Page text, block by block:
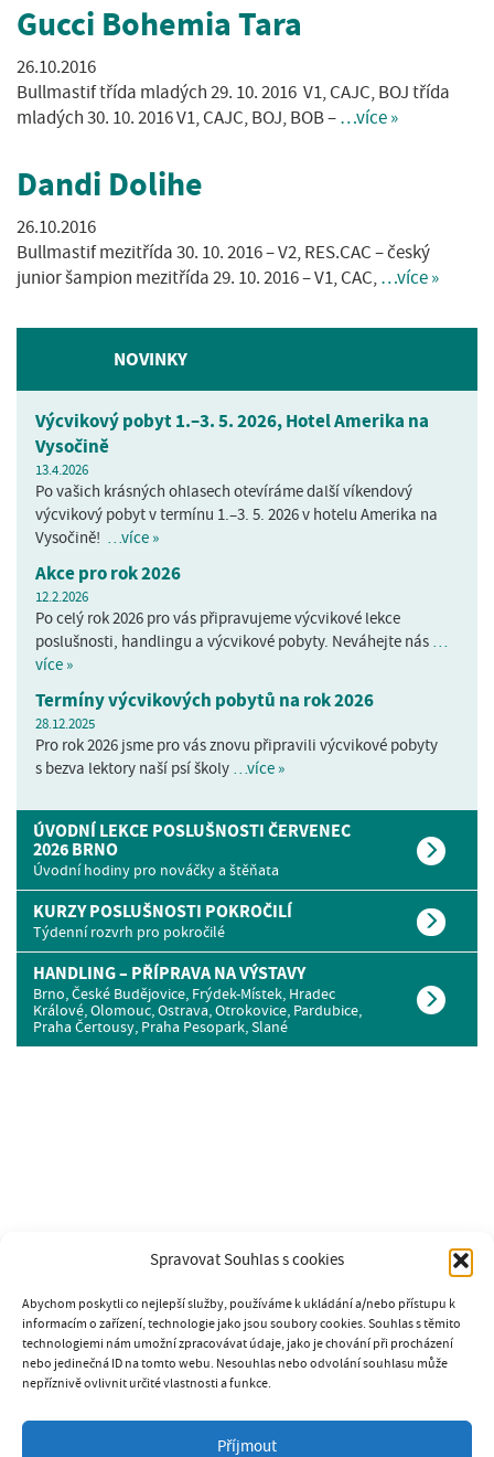
Spravovat Souhlas s cookies
Abychom poskytli co nejlepší služby, používáme k ukládání a/nebo přístupu k
informacím o zařízení, technologie jako jsou soubory cookies. Souhlas s těmito
technologiemi nám umožní zpracovávat údaje, jako je chování při procházení
nebo jedinečná ID na tomto webu. Nesouhlas nebo odvolání souhlasu může
nepříznivě ovlivnit určité vlastnosti a funkce.
Příjmout
Gucci Bohemia Tara
26.10.2016
Bullmastif třída mladých 29. 10. 2016 V1, CAJC, BOJ třída
mladých 30. 10. 2016 V1, CAJC, BOJ, BOB –…více »
Dandi Dolihe
26.10.2016
Bullmastif mezitřída 30. 10. 2016 – V2, RES.CAC – český
junior šampion mezitřída 29. 10. 2016 – V1, CAC,…více »
NOVINKY
Výcvikový pobyt 1.–3. 5. 2026, Hotel Amerika na
Vysočině
13.4.2026
Po vašich krásných ohlasech otevíráme další víkendový
výcvikový pobyt v termínu 1.–3. 5. 2026 v hotelu Amerika na
Vysočině! …více »
Akce pro rok 2026
12.2.2026
Po celý rok 2026 pro vás připravujeme výcvikové lekce
poslušnosti, handlingu a výcvikové pobyty. Neváhejte nás …
více »
Termíny výcvikových pobytů na rok 2026
28.12.2025
Pro rok 2026 jsme pro vás znovu připravili výcvikové pobyty
s bezva lektory naší psí školy …více »
ÚVODNÍ LEKCE POSLUŠNOSTI ČERVENEC
2026 BRNO
Úvodní hodiny pro nováčky a štěňata
KURZY POSLUŠNOSTI POKROČILÍ
Týdenní rozvrh pro pokročilé
HANDLING – PŘÍPRAVA NA VÝSTAVY
Brno, České Budějovice, Frýdek-Místek, Hradec
Králové, Olomouc, Ostrava, Otrokovice, Pardubice,
Praha Čertousy, Praha Pesopark, Slané
SOUKROMÁ PSÍ ŠKOLA K9